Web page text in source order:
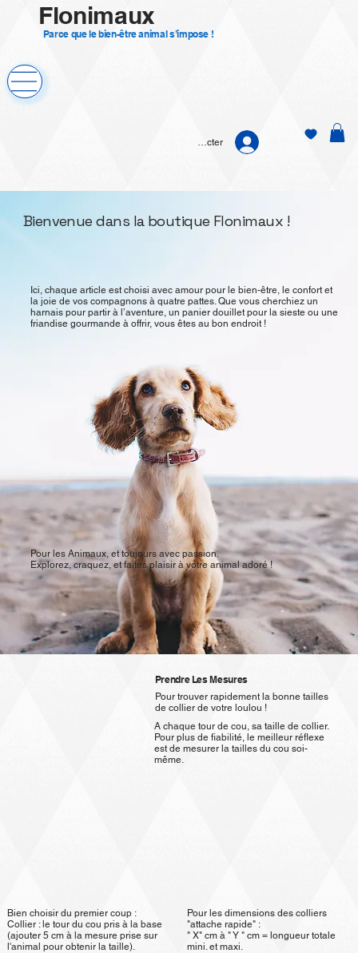
Flonimaux
Parce que le bien-être animal s’impose !
Se connecter
Prendre Les Mesures
Pour trouver rapidement la bonne tailles
de collier de votre loulou !
A chaque tour de cou, sa taille de collier.
Pour plus de fiabilité, le meilleur réflexe
est de mesurer la tailles du cou soi-
même.
Bien choisir du premier coup :
Collier : le tour du cou pris à la base
(ajouter 5 cm à la mesure prise sur
l'animal pour obtenir la taille).
Pour les dimensions des colliers
"attache rapide" :
" X" cm à " Y " cm = longueur totale
mini. et maxi.
Bienvenue dans la boutique Flonimaux !
​Pour les Animaux, et toujours avec passion.
Explorez, craquez, et faites plaisir à votre animal adoré !
​Ici, chaque article est choisi avec amour pour le bien-être, le confort et
la joie de vos compagnons à quatre pattes. Que vous cherchiez un
harnais pour partir à l’aventure, un panier douillet pour la sieste ou une
friandise gourmande à offrir, vous êtes au bon endroit !​